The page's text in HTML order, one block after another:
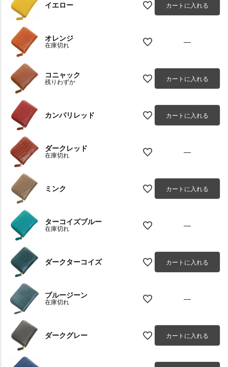
イエロー カートに入れる
オレンジ
在庫切れ —
コニャック
残りわずか カートに入れる
カンパリレッド カートに入れる
ダークレッド
在庫切れ —
ミンク カートに入れる
ターコイズブルー
在庫切れ —
ダークターコイズ カートに入れる
ブルージーン
在庫切れ —
ダークグレー カートに入れる